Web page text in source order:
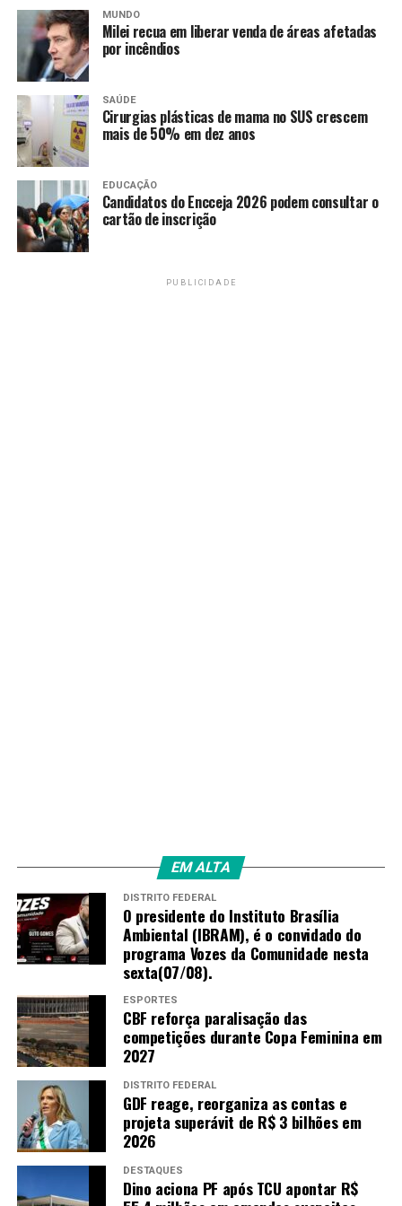
convidadas Dayane Cardoso e Karol Lira.
Ao mesmo tempo que os shows acontecem, o público
poderá visitar a Feira Preta, espaço dedicado à
comercialização de produtos artesanais produzidos por
moradores da região. A proposta é incentivar pequenos
empreendedores locais e estimular a economia criativa
nas comunidades atendidas pelo projeto.
Serviço
Democratização do Reggae
Data:sábado (30)
das 11h às 15h
MUNDO
Milei recua em liberar venda de áreas afetadas
por incêndios
SAÚDE
Cirurgias plásticas de mama no SUS crescem
mais de 50% em dez anos
EDUCAÇÃO
Candidatos do Encceja 2026 podem consultar o
cartão de inscrição
PUBLICIDADE
EM ALTA
DISTRITO FEDERAL
O presidente do Instituto Brasília
Ambiental (IBRAM), é o convidado do
programa Vozes da Comunidade nesta
sexta(07/08).
ESPORTES
CBF reforça paralisação das
competições durante Copa Feminina em
2027
DISTRITO FEDERAL
GDF reage, reorganiza as contas e
projeta superávit de R$ 3 bilhões em
2026
DESTAQUES
Dino aciona PF após TCU apontar R$